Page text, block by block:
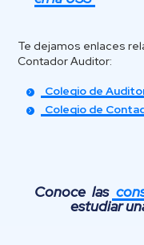
Te dejamos enlaces
Contador Auditor:
Colegio de
Colegio de
Conoce las
estudiar